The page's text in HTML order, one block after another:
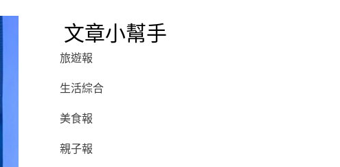
文章小幫手
旅遊報
生活綜合
美食報
親子報